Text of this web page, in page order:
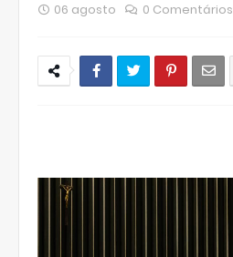
06 agosto 0 Comentários